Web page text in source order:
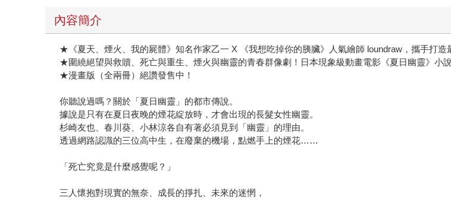
內容簡介
★《夏天、煙火、我的屍體》知名作家乙一 X 《我想吃掉你的胰臟》人氣繪師 loundraw，攜手打造
★圍繞絕望與救贖、死亡與重生、煙火與幽靈的青春群像劇！日本現象級動畫電影《夏日幽靈》小
★漫畫版（全兩冊）絕讚發售中！
你聽說過嗎？關於「夏日幽靈」的都市傳說。
據說是只有在夏日夜晚的煙花綻放時，才會出現的長髮女性幽靈。
杉崎友也、春川葵、小林涼各自有著必須見到「幽靈」的理由。
透過網路認識的三位高中生，在廢棄的機場，點燃手上的煙花……
「死亡究竟是什麼感覺呢？」
三人懷抱對現實的無奈、成長的掙扎、未來的迷惘，